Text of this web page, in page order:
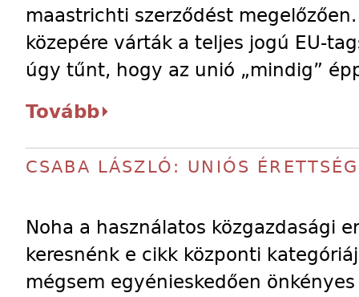
maastrichti szerződést
közepére várták a teljes jogú EU-
úgy tűnt, hogy az unió „mindig”
Tovább
CSABA LÁSZLÓ: UNIÓS
Noha a használatos közgazdasági
keresnénk e cikk központi
mégsem egyénieskedően